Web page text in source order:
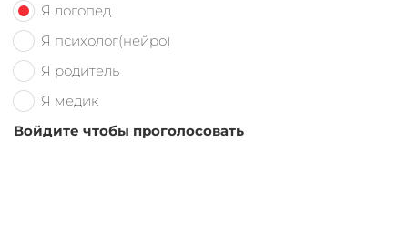
Я логопед
Я психолог(нейро)
Я родитель
Я медик
Войдите чтобы проголосовать